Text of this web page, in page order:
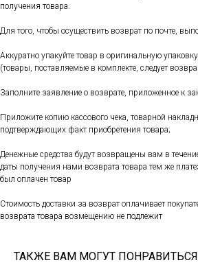
получения товара.
Для того, чтобы осуществить возврат по почте,
Аккуратно упакуйте товар в оригинальную
(товары, поставляемые в комплекте, следует
Заполните заявление о возврате, приложенное к
Приложите копию кассового чека, товарной
подтверждающих факт приобретения товара;
Денежные средства будут возвращены вам в
даты получения нами возврата товара тем же
был оплачен товар
Стоимость доставки за возврат оплачивает
возврата товара возмещению не подлежит
ТАКЖЕ ВАМ МОГУТ ПОНРАВИТЬСЯ